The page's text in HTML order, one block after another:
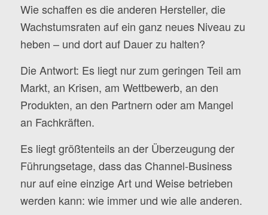
Wie schaffen es die anderen Hersteller, die
Wachstumsraten auf ein ganz neues Niveau zu
heben – und dort auf Dauer zu halten?
Die Antwort: Es liegt nur zum geringen Teil am
Markt, an Krisen, am Wettbewerb, an den
Produkten, an den Partnern oder am Mangel
an Fachkräften.
Es liegt größtenteils an der Überzeugung der
Führungsetage, dass das Channel-Business
nur auf eine einzige Art und Weise betrieben
werden kann: wie immer und wie alle anderen.